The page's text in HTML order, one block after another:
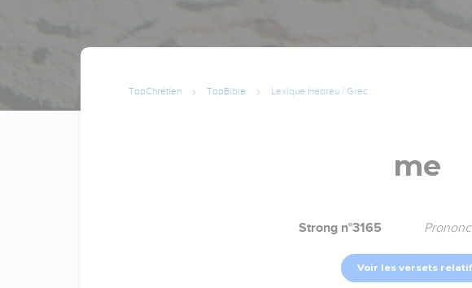
TopChrétien TopBible Lexique Hébreu / Grec
me
Strong n°3165
Voir les versets